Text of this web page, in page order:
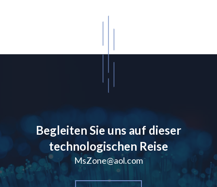
Begleiten Sie uns auf dieser
technologischen Reise
MsZone@aol.com